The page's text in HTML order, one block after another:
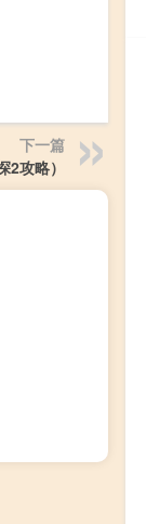
下一篇
攻略）